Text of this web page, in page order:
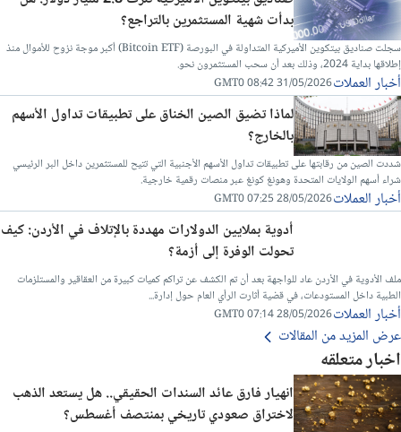
بدأت شهية المستثمرين بالتراجع؟
سجلت صناديق بيتكوين الأميركية المتداولة في البورصة (Bitcoin ETF) أكبر موجة نزوح للأموال منذ
إطلاقها بداية 2024، وذلك بعد أن سحب المستثمرون نحو.
أخبار العملات31/05/2026 08:42 GMT0
لماذا تضيق الصين الخناق على تطبيقات تداول الأسهم
بالخارج؟
شددت الصين من رقابتها على تطبيقات تداول الأسهم الأجنبية التي تتيح للمستثمرين داخل البر الرئيسي
شراء أسهم الولايات المتحدة وهونغ كونغ عبر منصات رقمية خارجية.
أخبار العملات28/05/2026 07:25 GMT0
أدوية بملايين الدولارات مهددة بالإتلاف في الأردن: كيف
تحولت الوفرة إلى أزمة؟
ملف الأدوية في الأردن عاد للواجهة بعد أن تم الكشف عن تراكم كميات كبيرة من العقاقير والمستلزمات
الطبية داخل المستودعات، في قضية أثارت الرأي العام حول إدارة...
أخبار العملات28/05/2026 07:14 GMT0
عرض المزيد من المقالات
اخبار متعلقه
انهيار فارق عائد السندات الحقيقي.. هل يستعد الذهب
لاختراق صعودي تاريخي بمنتصف أغسطس؟